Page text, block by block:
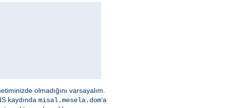
olmadığını varsayalım.
kaydında misal.mesela.dom’a